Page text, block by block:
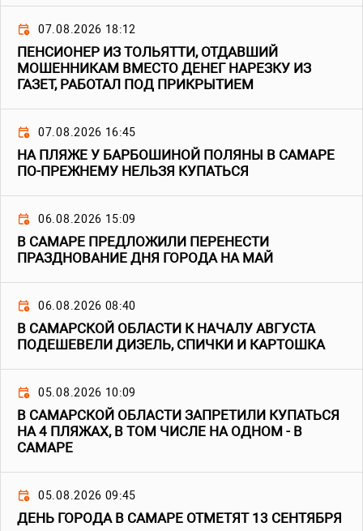
07.08.2026 18:12
ПЕНСИОНЕР ИЗ ТОЛЬЯТТИ, ОТДАВШИЙ
МОШЕННИКАМ ВМЕСТО ДЕНЕГ НАРЕЗКУ ИЗ
ГАЗЕТ, РАБОТАЛ ПОД ПРИКРЫТИЕМ
07.08.2026 16:45
НА ПЛЯЖЕ У БАРБОШИНОЙ ПОЛЯНЫ В САМАРЕ
ПО-ПРЕЖНЕМУ НЕЛЬЗЯ КУПАТЬСЯ
06.08.2026 15:09
В САМАРЕ ПРЕДЛОЖИЛИ ПЕРЕНЕСТИ
ПРАЗДНОВАНИЕ ДНЯ ГОРОДА НА МАЙ
06.08.2026 08:40
В САМАРСКОЙ ОБЛАСТИ К НАЧАЛУ АВГУСТА
ПОДЕШЕВЕЛИ ДИЗЕЛЬ, СПИЧКИ И КАРТОШКА
05.08.2026 10:09
В САМАРСКОЙ ОБЛАСТИ ЗАПРЕТИЛИ КУПАТЬСЯ
НА 4 ПЛЯЖАХ, В ТОМ ЧИСЛЕ НА ОДНОМ - В
САМАРЕ
05.08.2026 09:45
ДЕНЬ ГОРОДА В САМАРЕ ОТМЕТЯТ 13 СЕНТЯБРЯ